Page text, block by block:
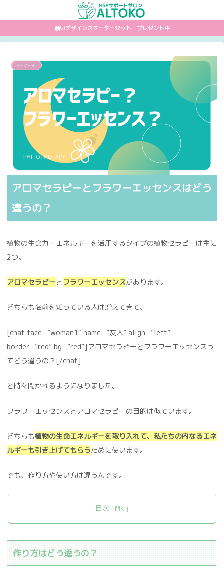
願いデザインスターターセット・プレゼント中
アロマセラピーとフラワーエッセンスはどう
違うの？
HSP/HSC
植物の生命力・エネルギーを活用するタイプの植物セラピーは主に
2つ。
アロマセラピーと フラワーエッセンスがあります。
どちらも名前を知っている人は増えてきて、
[chat face=”woman1″ name=”友人” align=”left”
border=”red” bg=”red”]アロマセラピーとフラワーエッセンスっ
てどう違うの？[/chat]
と時々聞かれるようになりました。
フラワーエッセンスとアロマセラピーの目的は似ています。
どちらも植物の生命エネルギーを取り入れて、私たちの内なるエネ
ルギーも引き上げてもらうために使います。
でも、作り方や使い方は違うんです。
目次
作り方はどう違うの？